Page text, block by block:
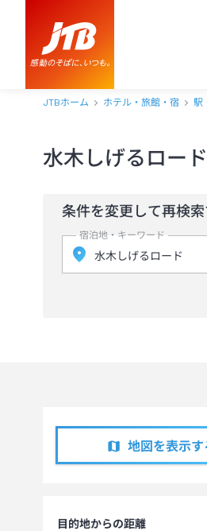
JTBホーム ホテル・旅館・宿 駅
水木しげるロー
条件を変更して再検索
宿泊地・キーワード
地図を表示す
目的地からの距離